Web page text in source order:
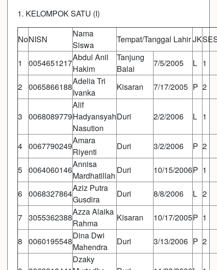
1. KELOMPOK SATU (I)
NoNISN
Nama
Siswa
Tempat/Tanggal LahirJK
1 0054651217
Abdul Anil
Hakim
Tanjung
Balai
7/5/2005 L 1
2 0065866188
Adelia Tri
Ivanka
Kisaran 7/17/2005 P 2
3 0068089779
Alif
Hadyansyah
Nasution
Duri 2/2/2006 L 1
4 0067790249
Amara
Riyenti
Duri 3/2/2006 P 2
5 0064060146
Annisa
Mardhatillah
Duri 10/15/2006P 1
6 0068327864
Aziz Putra
Gusdira
Duri 8/8/2006 L 2
7 3055362388
Azza Alaika
Rahma
Kisaran 10/17/2005P 1
8 0060195548
Dina Dwi
Mahendra
Duri 3/13/2006 P 2
Dzaky